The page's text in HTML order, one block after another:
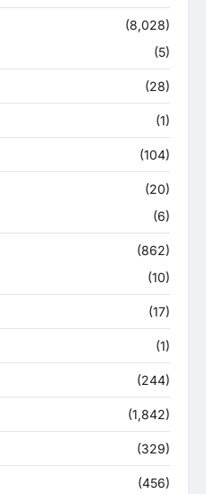
(8,028)
(5)
(28)
(1)
(104)
(20)
(6)
(862)
(10)
(17)
(1)
(244)
(1,842)
(329)
(456)